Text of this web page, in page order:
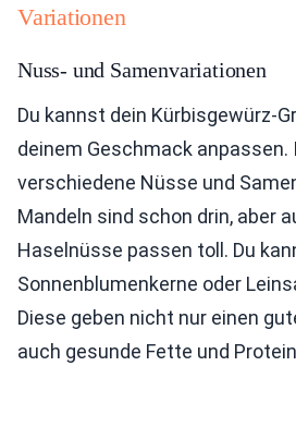
Variationen
Nuss- und Samenvariationen
Du kannst dein Kürbisgewürz-
deinem Geschmack anpassen.
verschiedene Nüsse und
Mandeln sind schon drin, aber
Haselnüsse passen toll. Du
Sonnenblumenkerne oder
Diese geben nicht nur einen
auch gesunde Fette und